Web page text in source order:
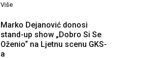
Više
Marko Dejanović donosi
stand-up show „Dobro Si Se
Oženio“ na Ljetnu scenu GKS-
a